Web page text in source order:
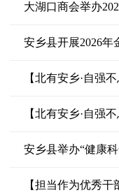
大湖口商会举办
安乡县开展2026年
【北有安乡·自强
【北有安乡·自强
安乡县举办“健康
【担当作为优秀